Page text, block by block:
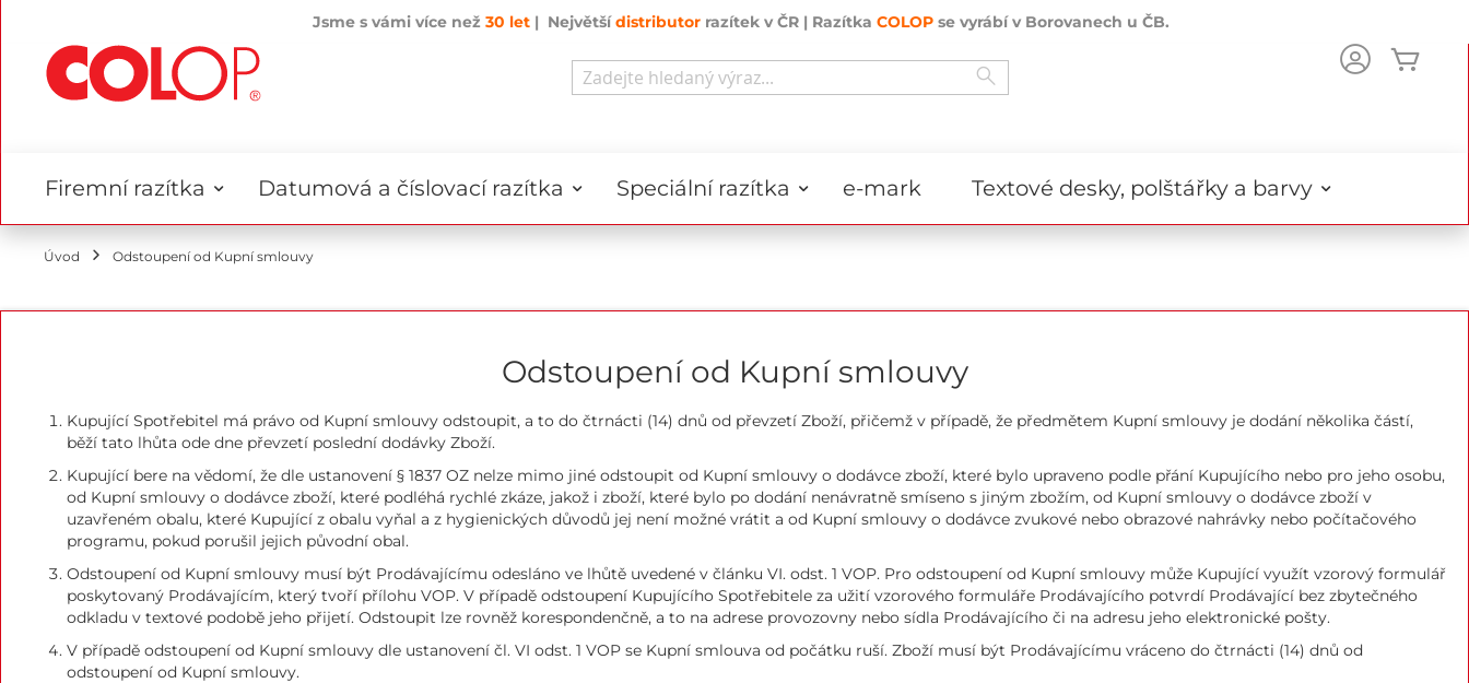
Jsme s vámi více než 30 let | Největšídistributor razítek v ČR | Razítka COLOP se vyrábí v Borovanech u ČB.
Firemní razítka Datumová a číslovací razítka Speciální razítka e-mark Textové desky, polštářky a barvy
Úvod Odstoupení od Kupní smlouvy
Odstoupení od Kupní smlouvy
Kupující Spotřebitel má právo od Kupní smlouvy odstoupit, a to do čtrnácti (14) dnů od převzetí Zboží, přičemž v případě, že předmětem Kupní smlouvy je dodání několika částí,
běží tato lhůta ode dne převzetí poslední dodávky Zboží.
Kupující bere na vědomí, že dle ustanovení § 1837 OZ nelze mimo jiné odstoupit od Kupní smlouvy o dodávce zboží, které bylo upraveno podle přání Kupujícího nebo pro jeho osobu,
od Kupní smlouvy o dodávce zboží, které podléhá rychlé zkáze, jakož i zboží, které bylo po dodání nenávratně smíseno s jiným zbožím, od Kupní smlouvy o dodávce zboží v
uzavřeném obalu, které Kupující z obalu vyňal a z hygienických důvodů jej není možné vrátit a od Kupní smlouvy o dodávce zvukové nebo obrazové nahrávky nebo počítačového
programu, pokud porušil jejich původní obal.
Odstoupení od Kupní smlouvy musí být Prodávajícímu odesláno ve lhůtě uvedené v článku VI. odst. 1 VOP. Pro odstoupení od Kupní smlouvy může Kupující využít vzorový formulář
poskytovaný Prodávajícím, který tvoří přílohu VOP. V případě odstoupení Kupujícího Spotřebitele za užití vzorového formuláře Prodávajícího potvrdí Prodávající bez zbytečného
odkladu v textové podobě jeho přijetí. Odstoupit lze rovněž korespondenčně, a to na adrese provozovny nebo sídla Prodávajícího či na adresu jeho elektronické pošty.
V případě odstoupení od Kupní smlouvy dle ustanovení čl. VI odst. 1 VOP se Kupní smlouva od počátku ruší. Zboží musí být Prodávajícímu vráceno do čtrnácti (14) dnů od
odstoupení od Kupní smlouvy.